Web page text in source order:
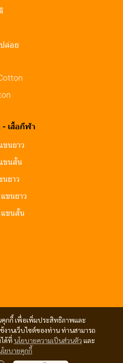
คุกกี้ เพื่อเพิ่มประสิทธิภาพและ
านเว็บไซต์ของท่าน ท่านสามารถ
ด้ที่ นโยบายความเป็นส่วนตัว และ
โยบายคุกกี้
ล่อย
- เสื้อกีฬา
ขนยาว
ขนสั้น
ยาว
ขนยาว
ขนสั้น